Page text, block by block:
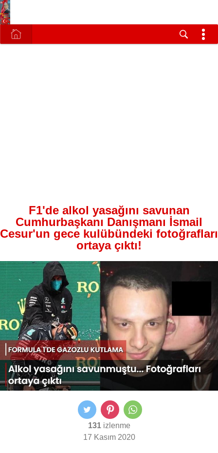
F1'de alkol yasağını savunan
Cumhurbaşkanı Danışmanı İsmail
Cesur'un gece kulübündeki fotoğrafları
ortaya çıktı!
131izlenme
17 Kasım 2020